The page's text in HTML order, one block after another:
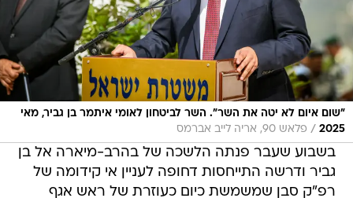
"שום איום לא יטה את השר". השר לביטחון לאומי איתמר בן גביר, מאי
2025
/ פלאש 90, אריה לייב אברמס
בשבוע שעבר פנתה הלשכה של בהרב-מיארה אל בן
גביר ודרשה התייחסות דחופה לעניין אי קידומה של
רפ"ק סבן שמשמשת כיום כעוזרת של ראש אגף